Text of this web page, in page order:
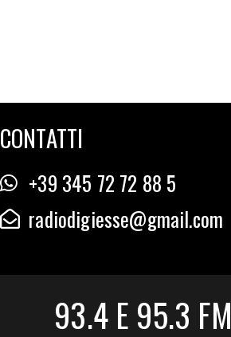
CONTATTI
+39 345 72 72 88 5
radiodigiesse@gmail.com
93.4 E 95.3 FM